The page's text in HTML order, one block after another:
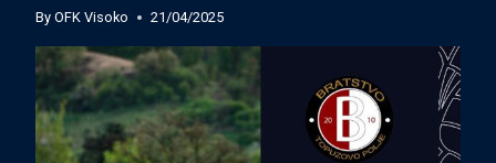
By OFK Visoko 21/04/2025